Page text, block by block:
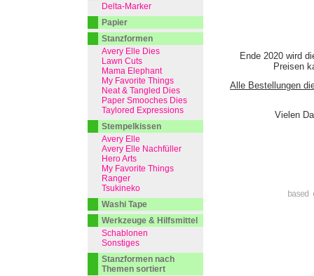
Ende 2020 wird
Preisen
Alle Bestellungen
Vielen
Delta-Marker
Papier
Stanzformen
Avery Elle Dies
Lawn Cuts
Mama Elephant
My Favorite Things
Neat & Tangled Dies
Paper Smooches Dies
Taylored Expressions
Stempelkissen
Avery Elle
Avery Elle Nachfüller
Hero Arts
My Favorite Things
Ranger
Tsukineko
Washi Tape
Werkzeuge & Hilfsmittel
Schablonen
Sonstiges
Stanzformen nach
Themen sortiert